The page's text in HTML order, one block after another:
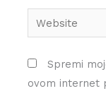
Website
Spremi
ovom internet